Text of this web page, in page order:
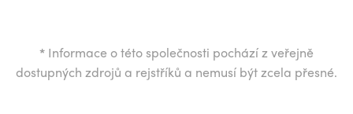
* Informace o této společnosti pochází z veřejně
dostupných zdrojů a rejstříků a nemusí být zcela přesné.